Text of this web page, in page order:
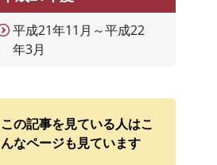
平成21年11月～平成22
年3月
この記事を見ている人はこ
んなページも見ています